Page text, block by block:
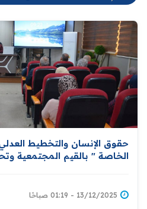
حقوق الإنسان والتخطيط
الخاصة " بالقيم المجتمعية
13/12/2025 - 01:19 صباحًا